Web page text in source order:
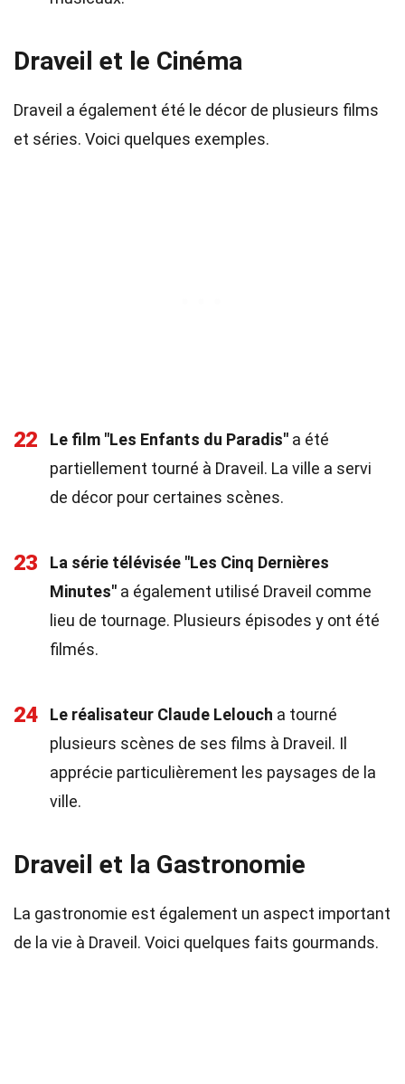
Draveil et le Cinéma
Draveil a également été le décor de plusieurs films
et séries. Voici quelques exemples.
22 Le film "Les Enfants du Paradis" a été
partiellement tourné à Draveil. La ville a servi
de décor pour certaines scènes.
23
La série télévisée "Les Cinq Dernières
Minutes" a également utilisé Draveil comme
lieu de tournage. Plusieurs épisodes y ont été
filmés.
24 Le réalisateur Claude Lelouch a tourné
plusieurs scènes de ses films à Draveil. Il
apprécie particulièrement les paysages de la
ville.
Draveil et la Gastronomie
La gastronomie est également un aspect important
de la vie à Draveil. Voici quelques faits gourmands.